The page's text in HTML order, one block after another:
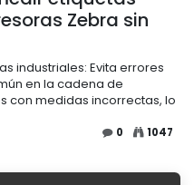
Zebra sin
industriales: Evita errores
en la cadena de
con medidas incorrectas, lo
0 1047